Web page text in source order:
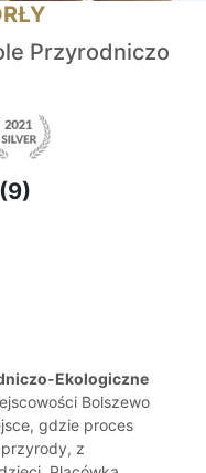
Przyrodniczo
(9)
Ekologiczne
Bolszewo
gdzie proces
z